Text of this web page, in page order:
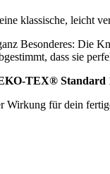
klassische, leicht
Besonderes: Die
dass sie
TEX® Standard
Wirkung für dein